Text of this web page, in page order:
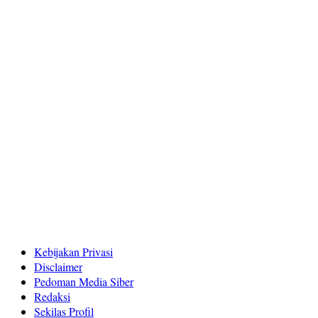
Kebijakan Privasi
Disclaimer
Pedoman Media Siber
Redaksi
Sekilas Profil